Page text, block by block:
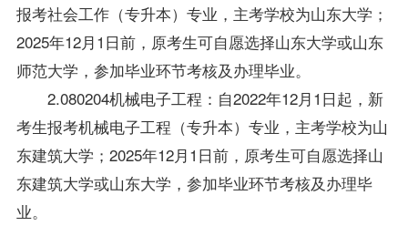
报考社会工作（专升本）专业，主考学校为山东大学；
2025年12月1日前，原考生可自愿选择山东大学或山东
师范大学，参加毕业环节考核及办理毕业。
2.080204机械电子工程：自2022年12月1日起，新
考生报考机械电子工程（专升本）专业，主考学校为山
东建筑大学；2025年12月1日前，原考生可自愿选择山
东建筑大学或山东大学，参加毕业环节考核及办理毕
业。